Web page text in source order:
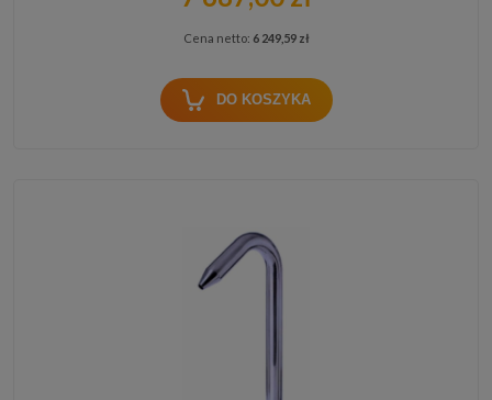
Cena netto: 6 249,59 zł
DO KOSZYKA